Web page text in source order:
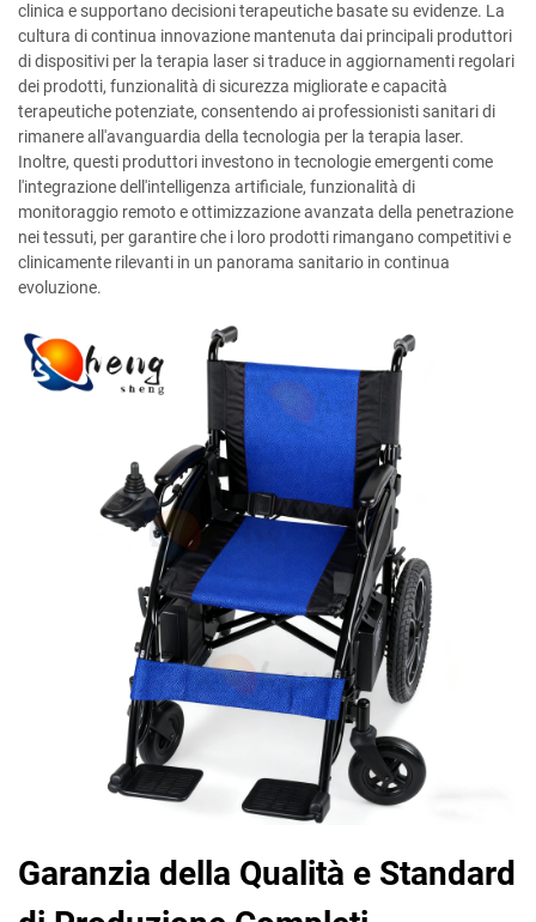
clinica e supportano decisioni terapeutiche basate su evidenze. La
cultura di continua innovazione mantenuta dai principali produttori
di dispositivi per la terapia laser si traduce in aggiornamenti regolari
dei prodotti, funzionalità di sicurezza migliorate e capacità
terapeutiche potenziate, consentendo ai professionisti sanitari di
rimanere all'avanguardia della tecnologia per la terapia laser.
Inoltre, questi produttori investono in tecnologie emergenti come
l'integrazione dell'intelligenza artificiale, funzionalità di
monitoraggio remoto e ottimizzazione avanzata della penetrazione
nei tessuti, per garantire che i loro prodotti rimangano competitivi e
clinicamente rilevanti in un panorama sanitario in continua
evoluzione.
Garanzia della Qualità e Standard